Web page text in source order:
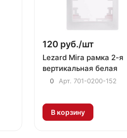
120 руб./шт
Lezard Mira рамка 2-я
вертикальная белая
0 Арт. 701-0200-152
В корзину